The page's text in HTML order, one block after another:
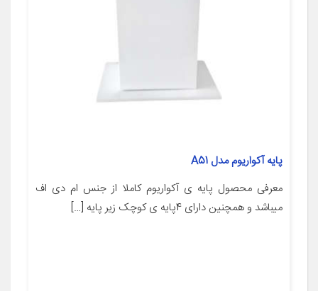
پایه آکواریوم مدل A51
معرفی محصول پایه ی آکواریوم کاملا از جنس ام دی اف
میباشد و همچنین دارای 4پایه ی کوچک زیر پایه […]